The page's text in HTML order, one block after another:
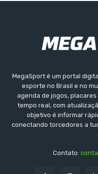
MegaSport é um portal
esporte no Brasil e no
agenda de jogos,
tempo real, com
objetivo é informar
conectando torcedores a
Contato: